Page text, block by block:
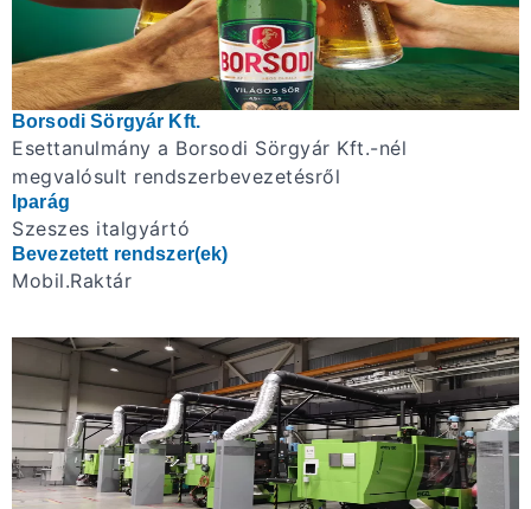
Borsodi Sörgyár Kft.
Esettanulmány a Borsodi Sörgyár Kft.-nél
megvalósult rendszerbevezetésről
Iparág
Szeszes italgyártó
Bevezetett rendszer(ek)
Mobil.Raktár